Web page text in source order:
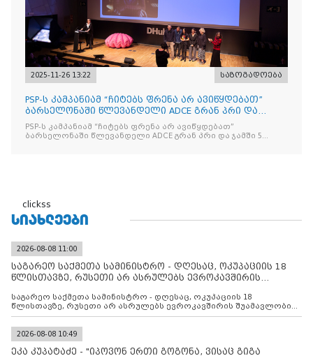
2025-11-26 13:22 საზოგადოება
PSP-ს კამპანიამ “ჩიტებს ფრენა არ ავიწყდებათ”
ბარსელონაში წლევანდელი ADCE გრან პრი და
ჯამში 5 ჯილდო მ
PSP-ს კამპანიამ “ჩიტებს ფრენა არ ავიწყდებათ”
ბარსელონაში წლევანდელი ADCE გრან პრი და ჯამში 5
clickss
ᲡᲘᲐᲮᲚᲔᲔᲑᲘ
2026-08-08 11:00
საგარეო საქმეთა სამინისტრო - დღესაც, ოკუპაციის 18
წლისთავზე, რუსეთი არ ასრულებს ევროკავშირის
საგარეო საქმეთა სამინისტრო - დღესაც, ოკუპაციის 18
წლისთავზე, რუსეთი არ ასრულებს ევროკავშირის შუამავლობით
დადებულ 2008 წლის 12 აგვისტოს ცეცხლის შეწყვეტის
კონტროლს ოკუპირებულ რეგიონებში, აგრძელებს მათი
მილიტარიზაციის პროცესს და აქტიურად დგამს ნაბიჯებს მათი
ფაქტობრივი ანექსიისკენ
2026-08-08 10:49
ეკა კუპატაძე - "იპოვონ ერთი გოგონა, ვისაც გიგა